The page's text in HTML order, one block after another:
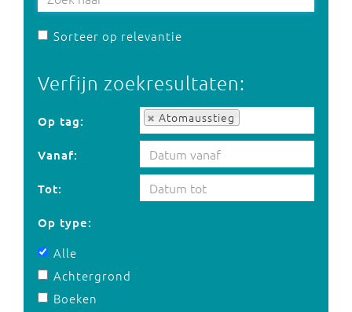
Sorteer op relevantie
Verfijn zoekresultaten:
Op tag: Atomausstieg
Op tag:
Vanaf:
Tot:
Op type:
Alle
Achtergrond
Boeken